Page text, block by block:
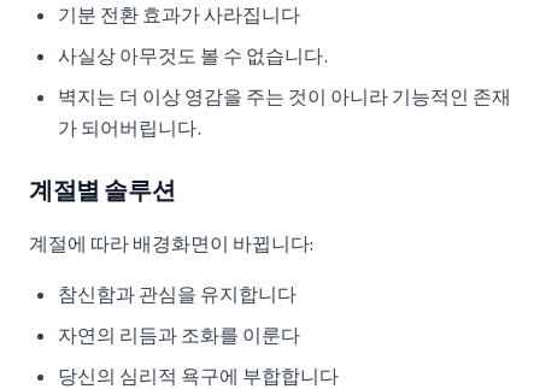
기분 전환 효과가 사라집니다
사실상 아무것도 볼 수 없습니다.
벽지는 더 이상 영감을 주는 것이 아니라 기능적인 존재
가 되어버립니다.
계절별 솔루션
계절에 따라 배경화면이 바뀝니다:
참신함과 관심을 유지합니다
자연의 리듬과 조화를 이룬다
당신의 심리적 욕구에 부합합니다